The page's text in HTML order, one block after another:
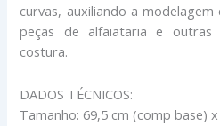
curvas, auxiliando a
peças de alfaiataria e
costura.
DADOS TÉCNICOS:
Tamanho: 69,5 cm (comp base)